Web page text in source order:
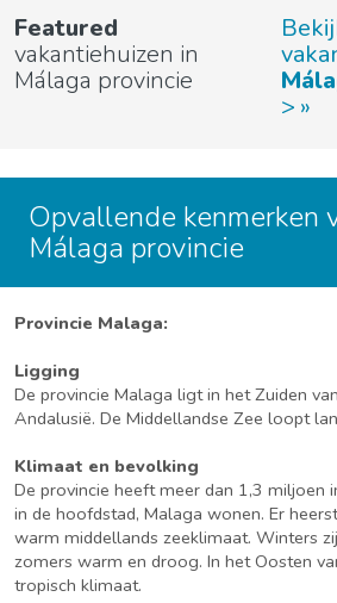
Featured
vakantiehuizen in
Málaga provincie
>
Opvallende kenmerken
Málaga provincie
Provincie Malaga:
Ligging
De provincie Malaga ligt in het Zuiden
Andalusië. De Middellandse Zee loopt
Klimaat en bevolking
De provincie heeft meer dan 1,3 miljoen
in de hoofdstad, Malaga wonen. Er
warm middellands zeeklimaat. Winters
zomers warm en droog. In het Oosten
tropisch klimaat.